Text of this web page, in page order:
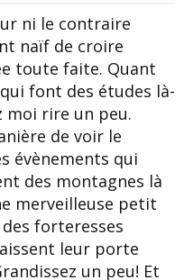
ni le contraire
naïf de croire
toute faite. Quant
font des études là-
moi rire un peu.
de voir le
évènements qui
des montagnes là
merveilleuse petit
forteresses
leur porte
un peu! Et